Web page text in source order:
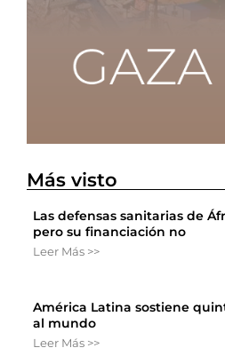
Más visto
Las defensas sanitarias de
pero su financiación no
Leer Más >>
América Latina sostiene
al mundo
Leer Más >>